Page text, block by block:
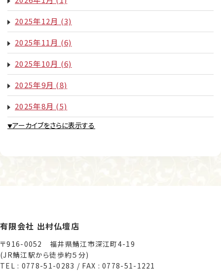
2025年12月 (3)
2025年11月 (6)
2025年10月 (6)
2025年9月 (8)
2025年8月 (5)
▼アーカイブをさらに表示する
有限会社 出村仏壇店
〒916-0052 福井県鯖江市深江町4-19
(JR鯖江駅から徒歩約５分)
TEL : 0778-51-0283 / FAX : 0778-51-1221